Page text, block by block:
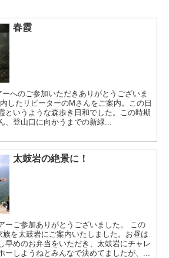
春霞
へのご参加いただきありがとうございま
したリピーターのMさんをご案内。この日
というような森歩き日和でした。この時期
、登山口に向かうまでの新緑...
太鼓岩の絶景に！
ーご参加ありがとうございました。 この
族を太鼓岩にご案内いたしました。お昼は
早めのお弁当をいただき、太鼓岩にチャレ
ーしようねとみんなで決めてましたが、...